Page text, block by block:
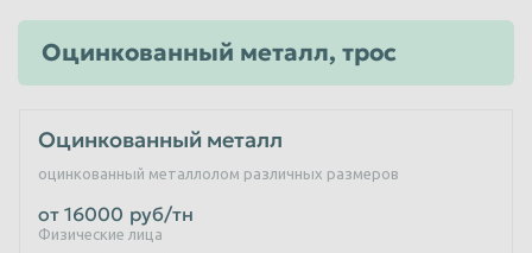
Оцинкованный металл, трос
Оцинкованный металл
оцинкованный металлолом различных размеров
Физические лица
от 16000 руб/тн